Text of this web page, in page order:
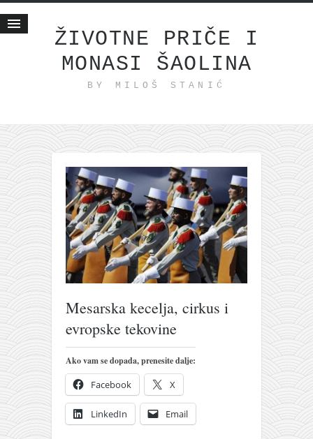
ŽIVOTNE PRIČE I
MONASI ŠAOLINA
BY MILOŠ STANIĆ
Životne priče
internet poslovanje
ishranom do zdravlja
moj haiku
momenti i mesta
bonus sadržaj
Svetlopis
zakonopravilo
duhovni otac
pravoslavlje
zabranjena istorija
ćirilica
porodične priče
umesto tvitera
Mesarska kecelja, cirkus i
evropske tekovine
Ako vam se dopada, prenesite dalje:
Facebook X
LinkedIn Email